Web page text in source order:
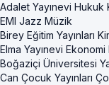
Adalet Yayınevi Hukuk
EMI Jazz Müzik
Birey Eğitim Yayınları
Elma Yayınevi
Boğaziçi Üniversitesi
Can Çocuk Yayınları